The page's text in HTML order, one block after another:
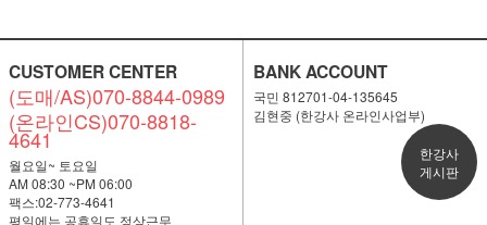
CUSTOMER CENTER
(도매/AS)070-8844-0989
(온라인CS)070-8818-
4641
월요일~ 토요일
AM 08:30 ~PM 06:00
팩스:02-773-4641
평일에는 공휴일도 정상근무
BANK ACCOUNT
국민 812701-04-135645
김현중 (한강사 온라인사업부)
한강사
게시판